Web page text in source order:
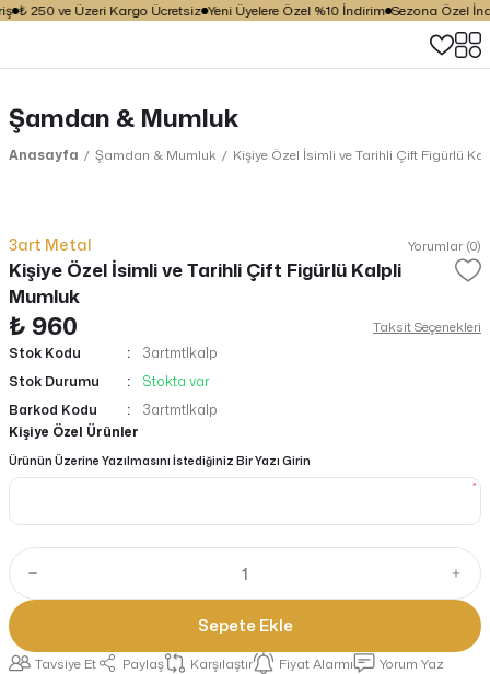
₺ 250 ve Üzeri Kargo Ücretsiz Yeni Üyelere Özel %10 İndirim Sezona Özel
Şamdan & Mumluk
Anasayfa Şamdan & Mumluk Kişiye Özel İsimli ve Tarihli Çift Figürlü
3art Metal Yorumlar (0)
Kişiye Özel İsimli ve Tarihli Çift Figürlü Kalpli
Mumluk
₺ 960
Taksit Seçenekleri
Stok Kodu
3artmtlkalp
Stok Durumu
Stokta var
Barkod Kodu
3artmtlkalp
Kişiye Özel Ürünler
Ürünün Üzerine Yazılmasını İstediğiniz Bir Yazı Girin
*
Sepete Ekle
Tavsiye Et Paylaş Karşılaştır Fiyat Alarmı
Yorum Yaz